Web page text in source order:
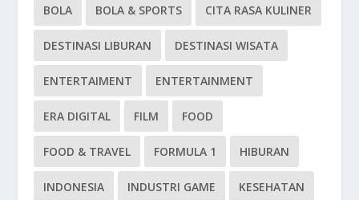
BOLA BOLA & SPORTS CITA RASA KULINER
DESTINASI LIBURAN DESTINASI WISATA
ENTERTAIMENT ENTERTAINMENT
ERA DIGITAL FILM FOOD
FOOD & TRAVEL FORMULA 1 HIBURAN
INDONESIA INDUSTRI GAME KESEHATAN